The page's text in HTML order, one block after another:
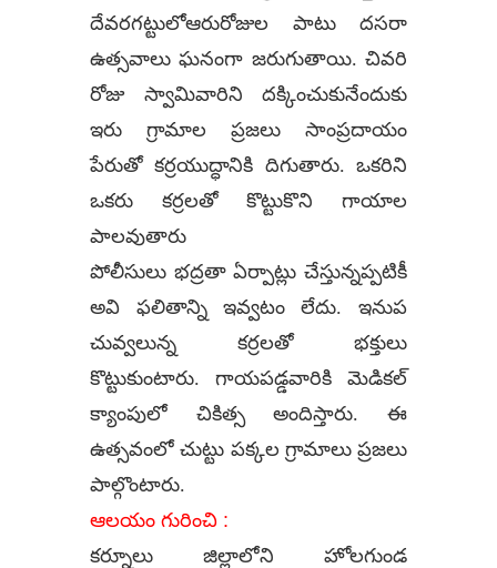
దేవరగట్టులోఆరురోజుల పాటు దసరా
ఉత్సవాలు ఘనంగా జరుగుతాయి. చివరి
రోజు స్వామివారిని దక్కించుకునేందుకు
ఇరు గ్రామాల ప్రజలు సాంప్రదాయం
పేరుతో కర్రయుద్ధానికి దిగుతారు. ఒకరిని
ఒకరు కర్రలతో కొట్టుకొని గాయాల
పాలవుతారు
పోలీసులు భద్రతా ఏర్పాట్లు చేస్తున్నప్పటికీ
అవి ఫలితాన్ని ఇవ్వటం లేదు. ఇనుప
చువ్వలున్న కర్రలతో భక్తులు
కొట్టుకుంటారు. గాయపడ్డవారికి మెడికల్
క్యాంపులో చికిత్స అందిస్తారు. ఈ
ఉత్సవంలో చుట్టు పక్కల గ్రామాలు ప్రజలు
పాల్గొంటారు.
ఆలయం గురించి :
కర్నూలు జిల్లాలోని హోలగుండ